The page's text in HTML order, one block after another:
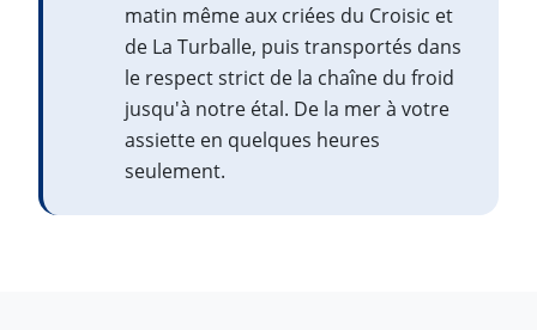
matin même aux criées du Croisic et
de La Turballe, puis transportés dans
le respect strict de la chaîne du froid
jusqu'à notre étal. De la mer à votre
assiette en quelques heures
seulement.